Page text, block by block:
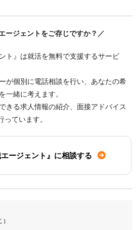
ージェントをご存じですか？／
ト』は就活を無料で支援するサービ
が個別に電話相談を行い、あなたの希
一緒に考えます。
きる求人情報の紹介、面接アドバイス
ています。
エージェント』に相談する